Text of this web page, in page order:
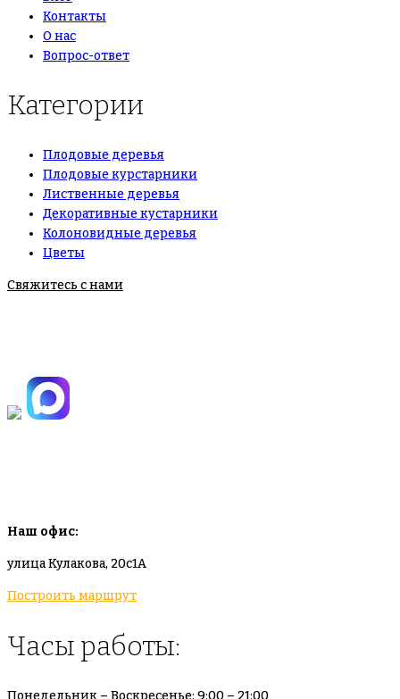
Контакты
О нас
Вопрос-ответ
Категории
Плодовые деревья
Плодовые курстарники
Лиственные деревья
Декоративные кустарники
Колоновидные деревья
Цветы
Свяжитесь с нами
Наш офис:
улица Кулакова, 20с1А
Построить маршрут
Часы работы:
Понедельник – Воскресенье: 9:00 – 21:00